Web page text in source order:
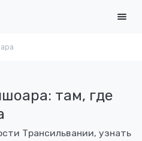
там, где
Трансильвании, узнать